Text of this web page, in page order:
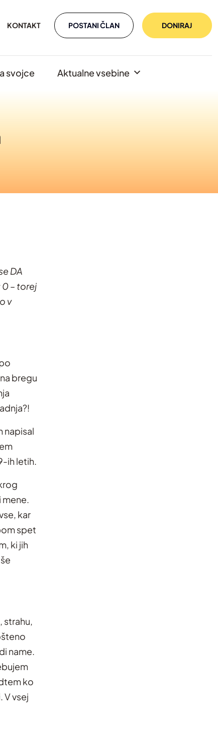
KONTAKT POSTANI ČLAN DONIRAJ
svojce Aktualne vsebine
DA
– torej
v
bregu
napisal
ih letih.
mene.
kar
spet
ki jih
strahu,
name.
ko
V vsej